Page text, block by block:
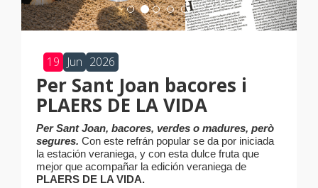
19 Jun 2026
Per Sant Joan bacores i
PLAERS DE LA VIDA
Per Sant Joan, bacores, verdes o madures, però
segures. Con este refrán popular se da por iniciada
la estación veraniega, y con esta dulce fruta que
mejor que acompañar la edición veraniega de
PLAERS DE LA VIDA.